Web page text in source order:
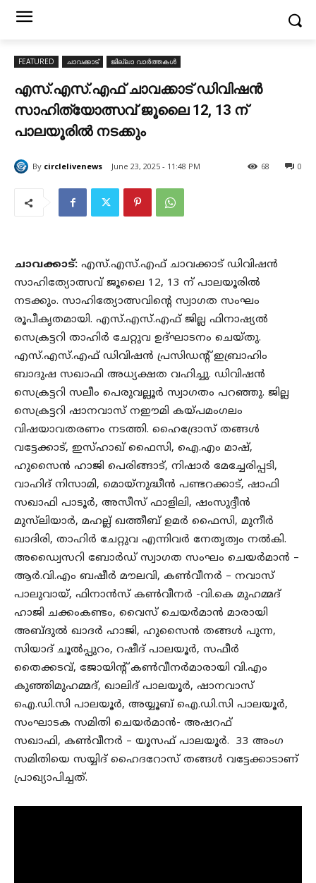
FEATURED ചാവക്കാട് ജില്ലാ വാർത്തകൾ
എസ്.എസ്.എഫ് ചാവക്കാട് ഡിവിഷൻ
സാഹിത്യോത്സവ് ജൂലൈ 12, 13 ന്
പാലയൂരിൽ നടക്കും
By circlelivenews June 23, 2025 - 11:48 PM 0
68
ചാവക്കാട്: എസ്.എസ്.എഫ് ചാവക്കാട് ഡിവിഷൻ
സാഹിത്യോത്സവ് ജൂലൈ 12, 13 ന് പാലയൂരിൽ
നടക്കും. സാഹിത്യോത്സവിന്റെ സ്വാഗത സംഘം
രൂപീകൃതമായി. എസ്.എസ്.എഫ് ജില്ല ഫിനാഷ്യൽ
സെക്രട്ടറി താഹിർ ചേറ്റുവ ഉദ്ഘാടനം ചെയ്തു.
എസ്.എസ്.എഫ് ഡിവിഷൻ പ്രസിഡൻ്റ് ഇബ്രാഹിം
ബാദുഷ സഖാഫി അധ്യക്ഷത വഹിച്ചു. ഡിവിഷൻ
സെക്രട്ടറി സലീം പെരുവല്ലൂർ സ്വാഗതം പറഞ്ഞു. ജില്ല
സെക്രട്ടറി ഷാനവാസ് നഈമി കയ്പമംഗലം
വിഷയാവതരണം നടത്തി. ഹൈദ്രോസ് തങ്ങൾ
വട്ടേക്കാട്, ഇസ്ഹാഖ് ഫൈസി, ഐ.എം മാഷ്,
ഹുസൈൻ ഹാജി പെരിങ്ങാട്, നിഷാർ മേച്ചേരിപ്പടി,
വാഹിദ് നിസാമി, മൊയ്നുദ്ധീൻ പണ്ടറക്കാട്, ഷാഫി
സഖാഫി പാടൂർ, അസീസ് ഫാളിലി, ഷംസുദ്ദീൻ
മുസ്‌ലിയാർ, മഹല്ല് ഖത്തീബ് ഉമർ ഫൈസി, മുനീർ
ഖാദിരി, താഹിർ ചേറ്റുവ എന്നിവർ നേതൃത്വം നൽകി.
അഡ്വൈസറി ബോർഡ്‌ സ്വാഗത സംഘം ചെയർമാൻ –
ആർ.വി.എം ബഷീർ മൗലവി, കൺവീനർ – നവാസ്
പാലുവായ്, ഫിനാൻസ് കൺവീനർ -വി.കെ മുഹമ്മദ്
ഹാജി ചക്കംകണ്ടം, വൈസ് ചെയർമാൻ മാരായി
അബ്ദുൽ ഖാദർ ഹാജി, ഹുസൈൻ തങ്ങൾ പുന്ന,
സിയാദ് ചൂൽപ്പുറം, റഷീദ് പാലയൂർ, സഫീർ
തൈക്കടവ്, ജോയിൻ്റ് കൺവീനർമാരായി വി.എം
കുഞ്ഞിമുഹമ്മദ്, ഖാലിദ് പാലയൂർ, ഷാനവാസ്
ഐ.ഡി.സി പാലയൂർ, അയ്യൂബ് ഐ.ഡി.സി പാലയൂർ,
സംഘാടക സമിതി ചെയർമാൻ- അഷറഫ്
സഖാഫി, കൺവീനർ – യൂസഫ് പാലയൂർ. 33 അംഗ
സമിതിയെ സയ്യിദ് ഹൈദറോസ് തങ്ങൾ വട്ടേക്കാടാണ്
പ്രാഖ്യാപിച്ചത്.